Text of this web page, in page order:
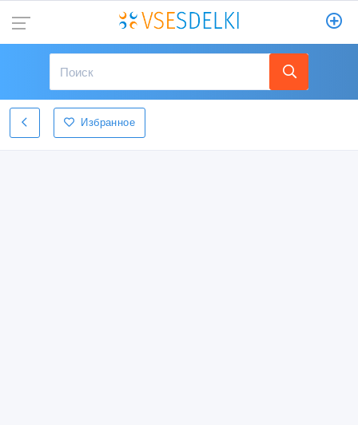
Избранное